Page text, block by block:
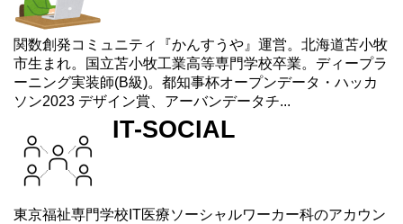
関数創発コミュニティ『かんすうや』運営。北海道苫小牧
市生まれ。国立苫小牧工業高等専門学校卒業。ディープラ
ーニング実装師(B級)。都知事杯オープンデータ・ハッカ
ソン2023 デザイン賞、アーバンデータチ...
IT-SOCIAL
東京福祉専門学校IT医療ソーシャルワーカー科のアカウン